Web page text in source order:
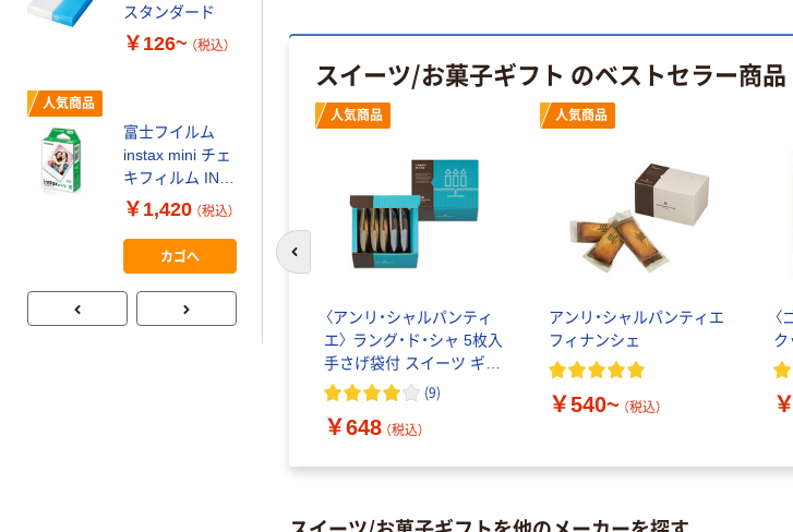
スイーツ/お菓子ギフト のベストセラー商品
人気商品
〈アンリ・シャルパンティ
エ〉 ラング・ド・シャ 5枚入
手さげ袋付 スイーツ ギフ
ト 洋菓子 焼き菓子 手土産
(9)
￥648 （税込）
人気商品
アンリ・シャルパンティエ
フィナンシェ
￥540~ （税込）
ク
前のスライドへ
スタンダード
￥126~ （税込）
人気商品
富士フイルム
instax mini チェ
キフィルム INS
MINI JP1 1パッ
ク（10枚入り）
￥1,420 （税込）
カゴへ
ミー+
￥149~ （税込）
【ガムテープ】ア
スクル 現場のチ
カラ 厚さ
0.22mm 布テー
プ
￥145~
サイズ
￥458~ （税込）
ペーパータオル
中判 再生紙
100％ 200枚
FSC認証 シング
ル 大王製紙共同
￥149~ （税込）